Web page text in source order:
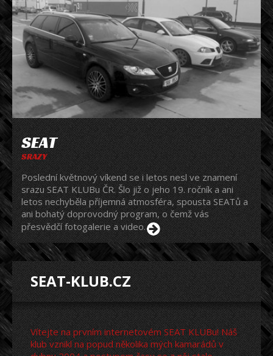
SEAT
SRAZY
Poslední květnový víkend se i letos nesl ve znamení
srazu SEAT KLUBu ČR. Šlo již o jeho 19. ročník a ani
letos nechyběla příjemná atmosféra, spousta SEATů a
ani bohatý doprovodný program, o čemž vás
přesvědčí fotogalerie a video.
SEAT-KLUB.CZ
Vítejte na prvním internetovém SEAT KLUBu! Náš
klub vznikl na popud několika mých kamarádů v